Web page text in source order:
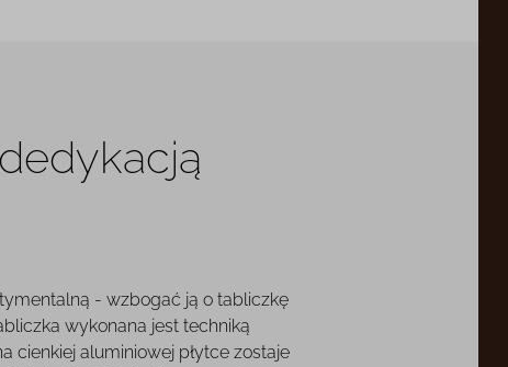
- wzbogać ją o tabliczkę
wykonana jest techniką
cienkiej aluminiowej płytce zostaje